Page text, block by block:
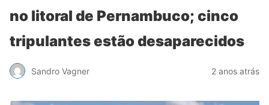
no litoral de Pernambuco; cinco
tripulantes estão desaparecidos
Sandro Vagner 2 anos atrás